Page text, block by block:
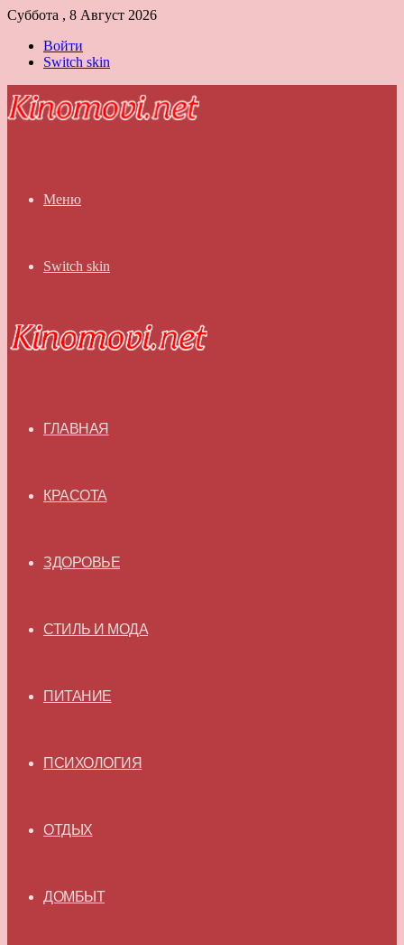
Суббота , 8 Август 2026
Войти
Switch skin
Меню
Switch skin
ГЛАВНАЯ
КРАСОТА
ЗДОРОВЬЕ
СТИЛЬ И МОДА
ПИТАНИЕ
ПСИХОЛОГИЯ
ОТДЫХ
ДОМБЫТ